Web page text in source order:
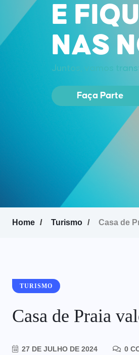
E
NAS
Juntos, vamos
Faça Parte
Home Turismo Casa de
TURISMO
Casa de Praia
27 DE JULHO DE 2024 0